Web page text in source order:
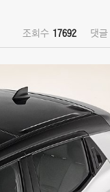
조회수 17692 댓글